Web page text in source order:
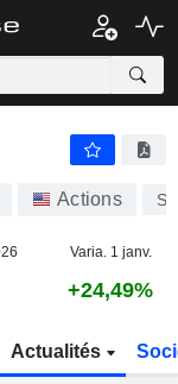
Actions
Varia. 1 janv.
+24,49%
Actualités